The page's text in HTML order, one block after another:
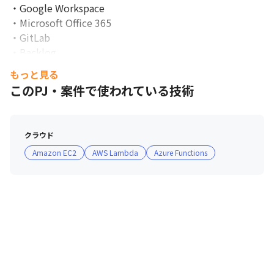
・Google Workspace
・Microsoft Office 365
・GitLab
・Backlog
・Slack
もっと見る
このPJ・案件で使われている技術
クラウド
Amazon EC2
AWS Lambda Azure Functions